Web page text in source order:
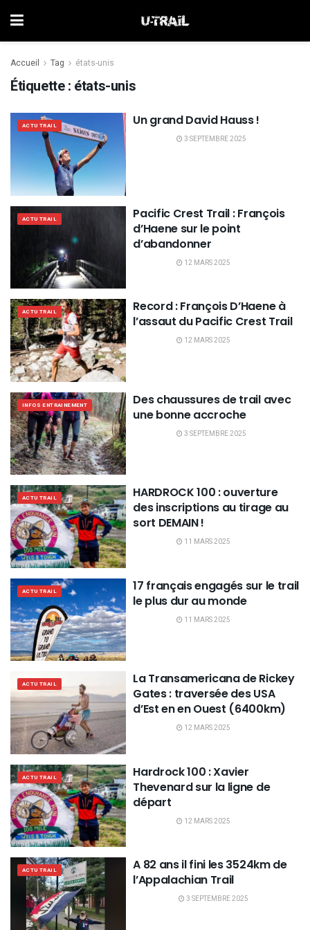
Accueil Tag états-unis
Étiquette : états-unis
ACTU TRAIL Un grand David Hauss !
3 SEPTEMBRE 2025
ACTU TRAIL
Pacific Crest Trail : François
d’Haene sur le point
d’abandonner
12 MARS 2025
ACTU TRAIL
Record : François D’Haene à
l’assaut du Pacific Crest Trail
12 MARS 2025
INFOS ENTRAINEMENT
Des chaussures de trail avec
une bonne accroche
3 SEPTEMBRE 2025
ACTU TRAIL
HARDROCK 100 : ouverture
des inscriptions au tirage au
sort DEMAIN !
11 MARS 2025
ACTU TRAIL
17 français engagés sur le trail
le plus dur au monde
11 MARS 2025
ACTU TRAIL
La Transamericana de Rickey
Gates : traversée des USA
d’Est en en Ouest (6400km)
12 MARS 2025
ACTU TRAIL
Hardrock 100 : Xavier
Thevenard sur la ligne de
départ
12 MARS 2025
ACTU TRAIL
A 82 ans il fini les 3524km de
l’Appalachian Trail
3 SEPTEMBRE 2025